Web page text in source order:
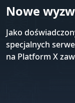
Nowe
Jako
specjalnych
na Platform X